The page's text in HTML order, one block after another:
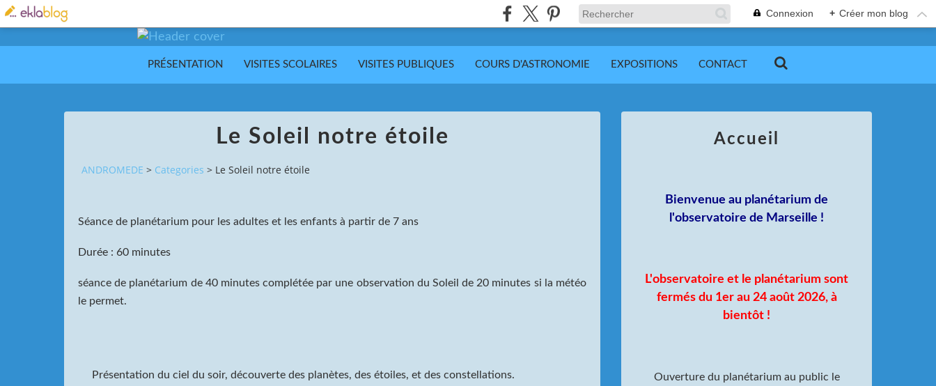
Connexion + Créer mon blog
PRÉSENTATION VISITES SCOLAIRES VISITES PUBLIQUES COURS D'ASTRONOMIE EXPOSITIONS CONTACT
Le Soleil notre étoile
ANDROMEDE > Categories > Le Soleil notre étoile
Séance de planétarium pour les adultes et les enfants à partir de 7 ans
Durée : 60 minutes
séance de planétarium de 40 minutes complétée par une observation du Soleil de 20 minutes si la météo
le permet.
Présentation du ciel du soir, découverte des planètes, des étoiles, et des constellations.
Accueil
Bienvenue au planétarium de
l'observatoire de Marseille !
L'observatoire et le planétarium sont
fermés du 1er au 24 août 2026, à
bientôt !
Ouverture du planétarium au public le